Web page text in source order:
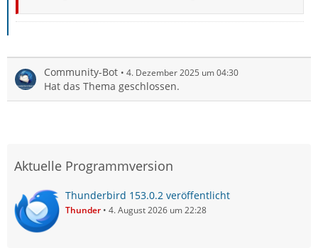
Community-Bot 4. Dezember 2025 um 04:30
Hat das Thema geschlossen.
Aktuelle Programmversion
Thunderbird 153.0.2 veröffentlicht
Thunder 4. August 2026 um 22:28